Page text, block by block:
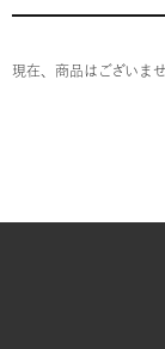
現在、商品はございませ